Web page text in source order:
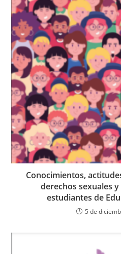
Conocimientos,
derechos sexuales
estudiantes de
5 de